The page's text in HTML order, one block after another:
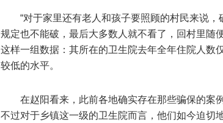
“对于家里还有老人和孩子要照顾的村民来说
规定也不能破，最后大多数人就不看了，回村里随
这样一组数据：其所在的卫生院去年全年住院人数
较低的水平。
在赵阳看来，此前各地确实存在那些骗保的案
不过对于乡镇这一级的卫生院而言，他们如今迫切